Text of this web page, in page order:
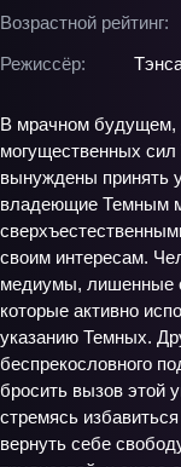
Возрастной рейтинг:
Режиссёр:
В мрачном будущем,
могущественных
вынуждены принять
владеющие Темным
своим интересам.
медиумы, лишенные
которые активно
указанию Темных.
беспрекословного
бросить вызов этой
стремясь
вернуть себе